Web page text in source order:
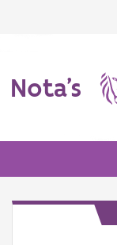
Nota's